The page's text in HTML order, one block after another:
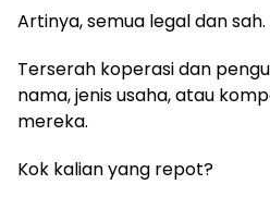
Artinya, semua legal dan sah.
Terserah koperasi dan
nama, jenis usaha, atau
mereka.
Kok kalian yang repot?